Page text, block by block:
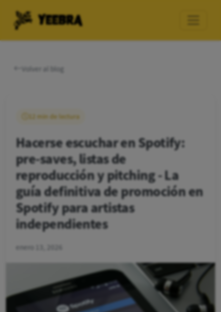
YEEBRA
Volver al blog
12 min de lectura
Hacerse escuchar en Spotify:
pre-saves, listas de
reproducción y pitching - La
guía definitiva de promoción en
Spotify para artistas
independientes
enero 13, 2026